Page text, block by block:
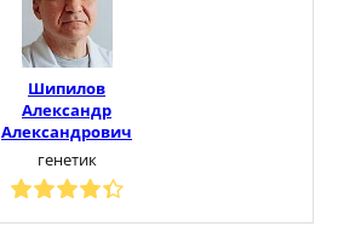
Шипилов
Александр
Александрович
генетик